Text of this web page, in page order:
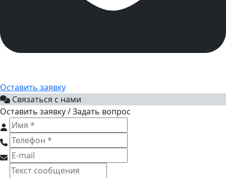
Оставить заявку
Связаться с нами
Оставить заявку / Задать вопрос